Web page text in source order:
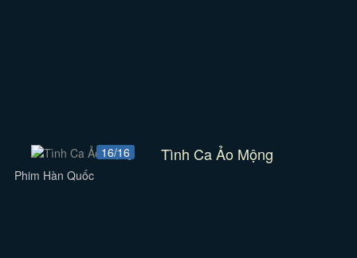
16/16 Tình Ca Ảo Mộng
Phim Hàn Quốc